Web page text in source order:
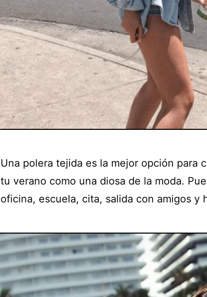
Una polera tejida es la mejor opción para
tu verano como una diosa de la moda.
oficina, escuela, cita, salida con amigos y